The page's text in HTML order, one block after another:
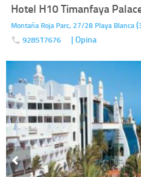
Hotel H10 Timanfaya
Montaña Roja Parc, 27/28 Playa Blanca(
928517676 | Opina